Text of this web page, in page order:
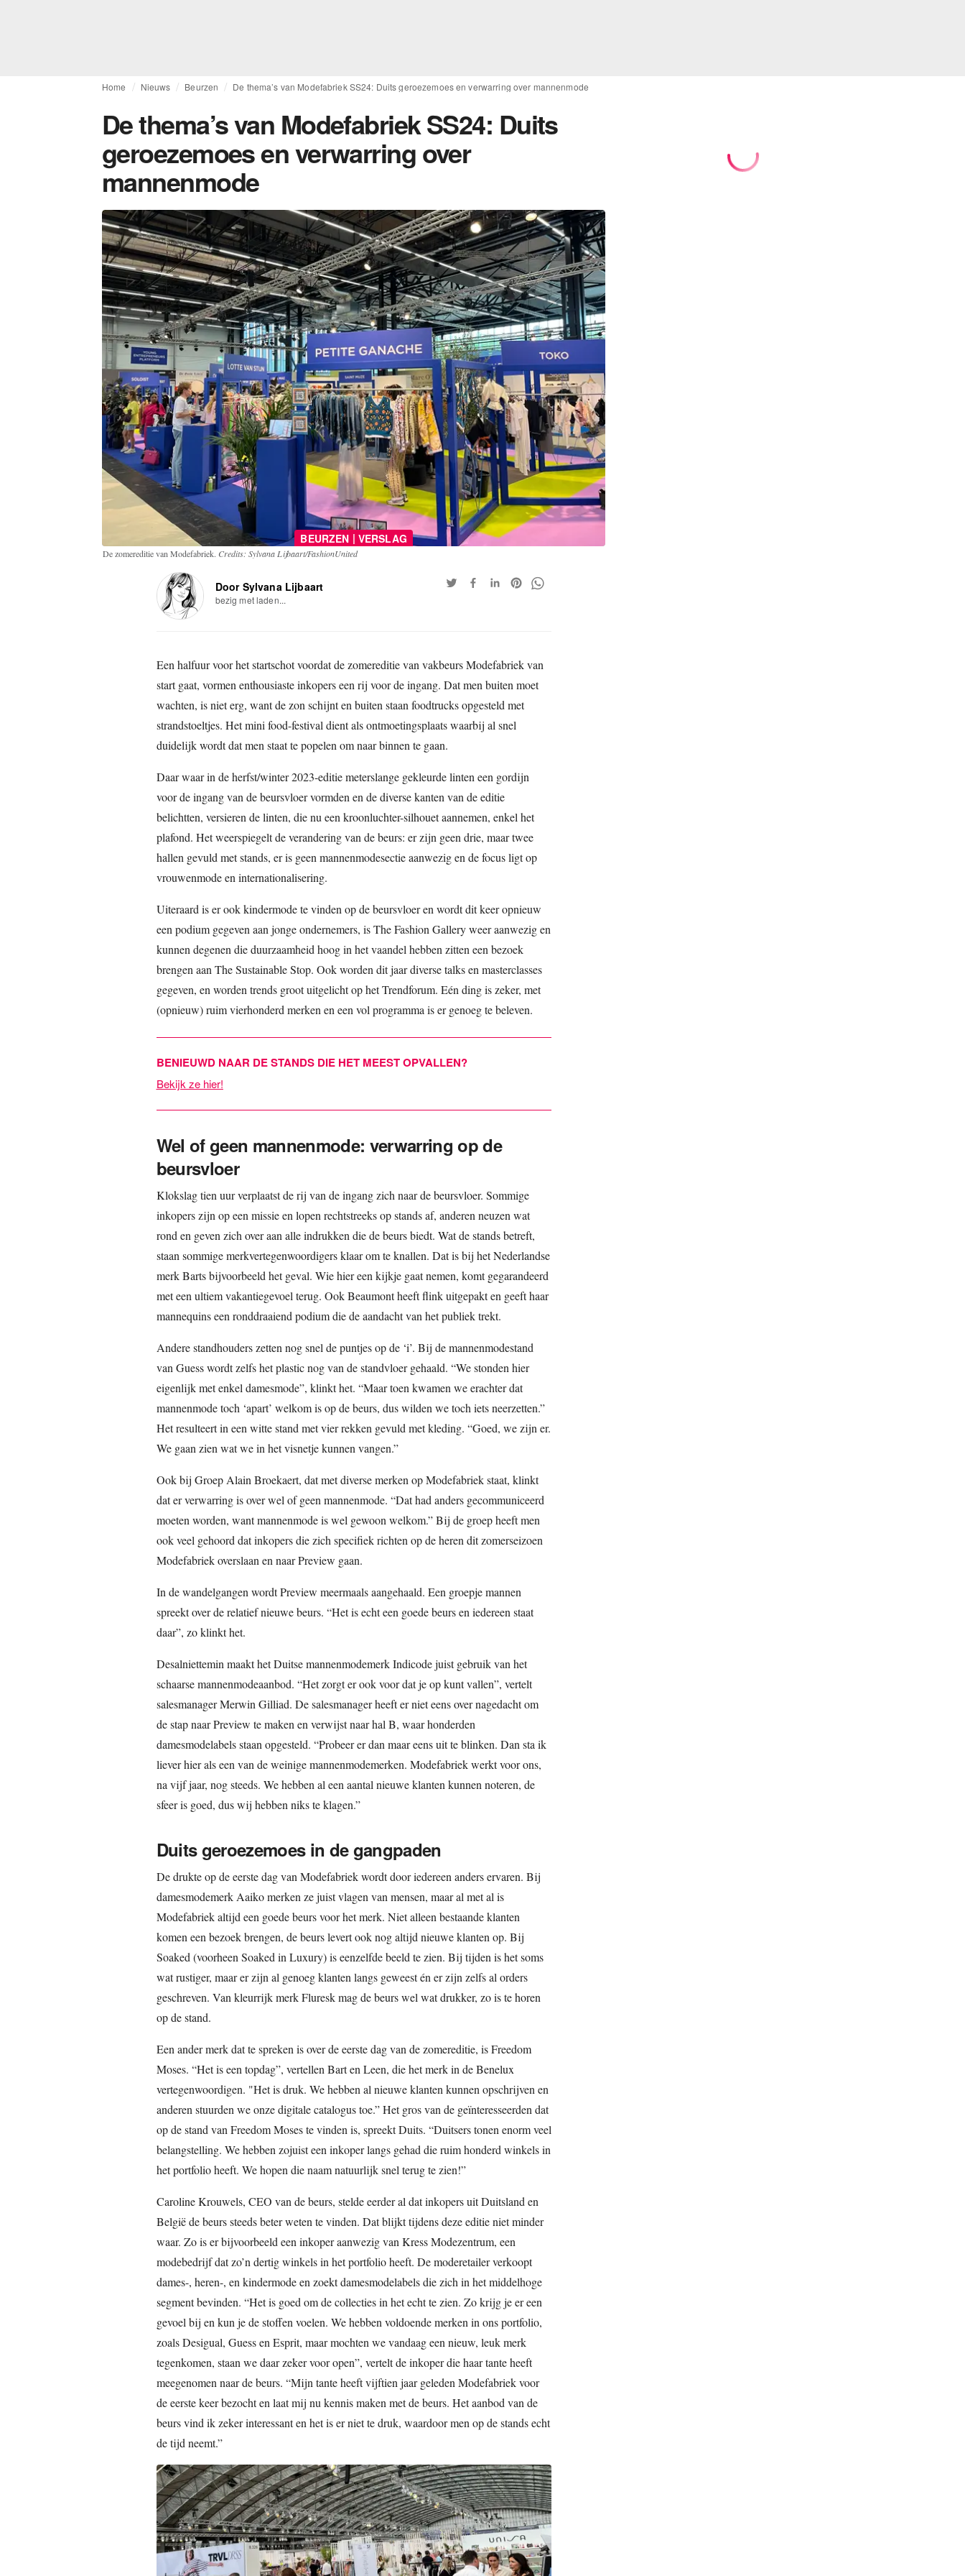
Home Nieuws Beurzen De thema’s van Modefabriek SS24: Duits geroezemoes en verwarring over mannenmode
De thema’s van Modefabriek SS24: Duits
geroezemoes en verwarring over
mannenmode
BEURZEN | VERSLAG
De zomereditie van Modefabriek. Credits: Sylvana Lijbaart/FashionUnited
Door Sylvana Lijbaart
bezig met laden...
Een halfuur voor het startschot voordat de zomereditie van vakbeurs Modefabriek van
start gaat, vormen enthousiaste inkopers een rij voor de ingang. Dat men buiten moet
wachten, is niet erg, want de zon schijnt en buiten staan foodtrucks opgesteld met
strandstoeltjes. Het mini food-festival dient als ontmoetingsplaats waarbij al snel
duidelijk wordt dat men staat te popelen om naar binnen te gaan.
Daar waar in de herfst/winter 2023-editie meterslange gekleurde linten een gordijn
voor de ingang van de beursvloer vormden en de diverse kanten van de editie
belichtten, versieren de linten, die nu een kroonluchter-silhouet aannemen, enkel het
plafond. Het weerspiegelt de verandering van de beurs: er zijn geen drie, maar twee
hallen gevuld met stands, er is geen mannenmodesectie aanwezig en de focus ligt op
vrouwenmode en internationalisering.
Uiteraard is er ook kindermode te vinden op de beursvloer en wordt dit keer opnieuw
een podium gegeven aan jonge ondernemers, is The Fashion Gallery weer aanwezig en
kunnen degenen die duurzaamheid hoog in het vaandel hebben zitten een bezoek
brengen aan The Sustainable Stop. Ook worden dit jaar diverse talks en masterclasses
gegeven, en worden trends groot uitgelicht op het Trendforum. Eén ding is zeker, met
(opnieuw) ruim vierhonderd merken en een vol programma is er genoeg te beleven.
BENIEUWD NAAR DE STANDS DIE HET MEEST OPVALLEN?
Bekijk ze hier!
Wel of geen mannenmode: verwarring op de
beursvloer
Klokslag tien uur verplaatst de rij van de ingang zich naar de beursvloer. Sommige
inkopers zijn op een missie en lopen rechtstreeks op stands af, anderen neuzen wat
rond en geven zich over aan alle indrukken die de beurs biedt. Wat de stands betreft,
staan sommige merkvertegenwoordigers klaar om te knallen. Dat is bij het Nederlandse
merk Barts bijvoorbeeld het geval. Wie hier een kijkje gaat nemen, komt gegarandeerd
met een ultiem vakantiegevoel terug. Ook Beaumont heeft flink uitgepakt en geeft haar
mannequins een ronddraaiend podium die de aandacht van het publiek trekt.
Andere standhouders zetten nog snel de puntjes op de ‘i’. Bij de mannenmodestand
van Guess wordt zelfs het plastic nog van de standvloer gehaald. “We stonden hier
eigenlijk met enkel damesmode”, klinkt het. “Maar toen kwamen we erachter dat
mannenmode toch ‘apart’ welkom is op de beurs, dus wilden we toch iets neerzetten.”
Het resulteert in een witte stand met vier rekken gevuld met kleding. “Goed, we zijn er.
We gaan zien wat we in het visnetje kunnen vangen.”
Ook bij Groep Alain Broekaert, dat met diverse merken op Modefabriek staat, klinkt
dat er verwarring is over wel of geen mannenmode. “Dat had anders gecommuniceerd
moeten worden, want mannenmode is wel gewoon welkom.” Bij de groep heeft men
ook veel gehoord dat inkopers die zich specifiek richten op de heren dit zomerseizoen
Modefabriek overslaan en naar Preview gaan.
In de wandelgangen wordt Preview meermaals aangehaald. Een groepje mannen
spreekt over de relatief nieuwe beurs. “Het is echt een goede beurs en iedereen staat
daar”, zo klinkt het.
Desalniettemin maakt het Duitse mannenmodemerk Indicode juist gebruik van het
schaarse mannenmodeaanbod. “Het zorgt er ook voor dat je op kunt vallen”, vertelt
salesmanager Merwin Gilliad. De salesmanager heeft er niet eens over nagedacht om
de stap naar Preview te maken en verwijst naar hal B, waar honderden
damesmodelabels staan opgesteld. “Probeer er dan maar eens uit te blinken. Dan sta ik
liever hier als een van de weinige mannenmodemerken. Modefabriek werkt voor ons,
na vijf jaar, nog steeds. We hebben al een aantal nieuwe klanten kunnen noteren, de
sfeer is goed, dus wij hebben niks te klagen.”
Duits geroezemoes in de gangpaden
De drukte op de eerste dag van Modefabriek wordt door iedereen anders ervaren. Bij
damesmodemerk Aaiko merken ze juist vlagen van mensen, maar al met al is
Modefabriek altijd een goede beurs voor het merk. Niet alleen bestaande klanten
komen een bezoek brengen, de beurs levert ook nog altijd nieuwe klanten op. Bij
Soaked (voorheen Soaked in Luxury) is eenzelfde beeld te zien. Bij tijden is het soms
wat rustiger, maar er zijn al genoeg klanten langs geweest én er zijn zelfs al orders
geschreven. Van kleurrijk merk Fluresk mag de beurs wel wat drukker, zo is te horen
op de stand.
Een ander merk dat te spreken is over de eerste dag van de zomereditie, is Freedom
Moses. “Het is een topdag”, vertellen Bart en Leen, die het merk in de Benelux
vertegenwoordigen. "Het is druk. We hebben al nieuwe klanten kunnen opschrijven en
anderen stuurden we onze digitale catalogus toe.” Het gros van de geïnteresseerden dat
op de stand van Freedom Moses te vinden is, spreekt Duits. “Duitsers tonen enorm veel
belangstelling. We hebben zojuist een inkoper langs gehad die ruim honderd winkels in
het portfolio heeft. We hopen die naam natuurlijk snel terug te zien!”
Caroline Krouwels, CEO van de beurs, stelde eerder al dat inkopers uit Duitsland en
België de beurs steeds beter weten te vinden. Dat blijkt tijdens deze editie niet minder
waar. Zo is er bijvoorbeeld een inkoper aanwezig van Kress Modezentrum, een
modebedrijf dat zo’n dertig winkels in het portfolio heeft. De moderetailer verkoopt
dames-, heren-, en kindermode en zoekt damesmodelabels die zich in het middelhoge
segment bevinden. “Het is goed om de collecties in het echt te zien. Zo krijg je er een
gevoel bij en kun je de stoffen voelen. We hebben voldoende merken in ons portfolio,
zoals Desigual, Guess en Esprit, maar mochten we vandaag een nieuw, leuk merk
tegenkomen, staan we daar zeker voor open”, vertelt de inkoper die haar tante heeft
meegenomen naar de beurs. “Mijn tante heeft vijftien jaar geleden Modefabriek voor
de eerste keer bezocht en laat mij nu kennis maken met de beurs. Het aanbod van de
beurs vind ik zeker interessant en het is er niet te druk, waardoor men op de stands echt
de tijd neemt.”